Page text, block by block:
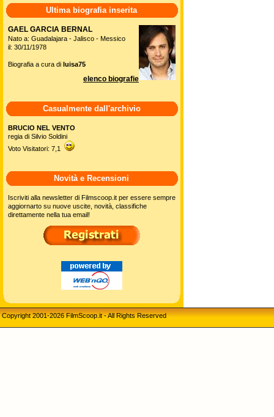
Ultima biografia inserita
GAEL GARCIA BERNAL
Nato a: Guadalajara - Jalisco - Messico
il: 30/11/1978
Biografia a cura di luisa75
elenco biografie
Casualmente dall'archivio
BRUCIO NEL VENTO
regia di Silvio Soldini
Voto Visitatori: 7,1
Novità e Recensioni
Iscriviti alla newsletter di Filmscoop.it per essere sempre
aggiornarto su nuove uscite, novità, classifiche
direttamente nella tua email!
Copyright 2001-2026 FilmScoop.it - All Rights Reserved